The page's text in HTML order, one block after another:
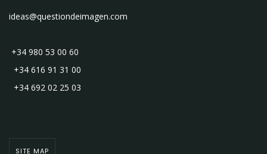
ideas@questiondeimagen.com
+34 980 53 00 60
+34 616 91 31 00
+34 692 02 25 03
SITE MAP